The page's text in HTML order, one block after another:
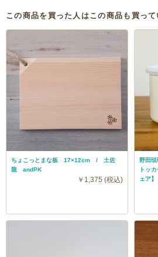
この商品を買った人はこの商品も買って
ちょこっとまな板 17×12cm / 土佐
龍 andPK
￥1,375 (税込)
野田
トッ
ェア】